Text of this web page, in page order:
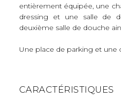
entièrement équipée, une
dressing et une salle de
deuxième salle de douche
Une place de parking et une
CARACTÉRISTIQUES